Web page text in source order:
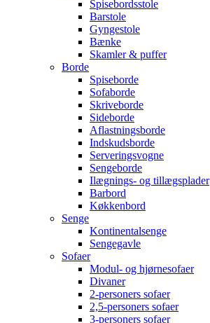
Spisebordsstole
Barstole
Gyngestole
Bænke
Skamler & puffer
Borde
Spiseborde
Sofaborde
Skriveborde
Sideborde
Aflastningsborde
Indskudsborde
Serveringsvogne
Sengeborde
Ilægnings- og tillægsplader
Barbord
Køkkenbord
Senge
Kontinentalsenge
Sengegavle
Sofaer
Modul- og hjørnesofaer
Divaner
2-personers sofaer
2,5-personers sofaer
3-personers sofaer